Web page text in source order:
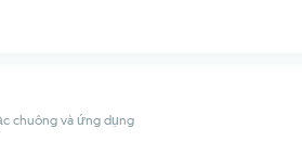
chuông và ứng dụng